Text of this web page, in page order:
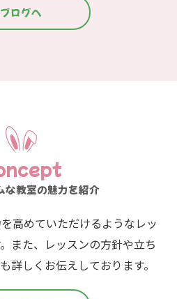
ブログへ
な教室の魅力を紹介
高めていただけるようなレッ
また、レッスンの方針や立ち
詳しくお伝えしております。